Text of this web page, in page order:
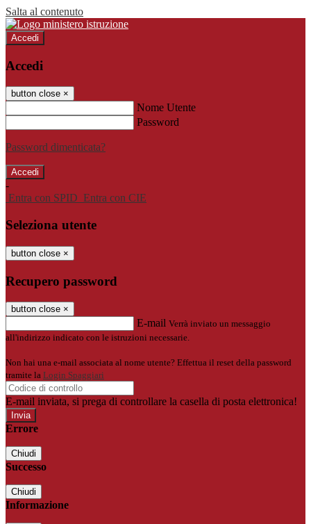
Salta al contenuto
Accedi
Accedi
button close ×
Nome Utente
Password
Password dimenticata?
-
Entra con SPID Entra con CIE
Seleziona utente
button close ×
Recupero password
button close ×
E-mail Verrà inviato un messaggio
all'indirizzo indicato con le istruzioni necessarie.
Non hai una e-mail associata al nome utente? Effettua il reset della password
tramite la Login Spaggiari
E-mail inviata, si prega di controllare la casella di posta elettronica!
Errore
Chiudi
Successo
Chiudi
Informazione